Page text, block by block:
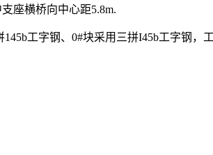
座横桥向中心距5.8m.
工字钢、0#块采用三拼I45b工字钢，